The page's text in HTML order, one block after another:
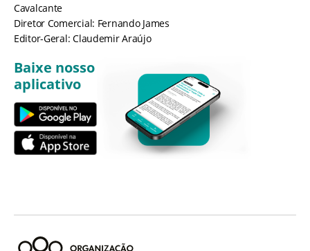
Cavalcante
Diretor Comercial: Fernando James
Editor-Geral: Claudemir Araújo
Baixe nosso
aplicativo